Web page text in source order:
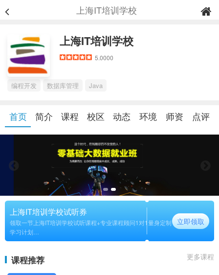
上海IT培训学校
上海IT培训学校
5.0000
编程开发 数据库管理 Java
首页 简介 课程 校区 动态 环境 师资 点评
上海IT培训学校试听券
领取一节上海IT培训学校试听课程+专业课程顾问1对1量身定制
学习计划
长期
立即领取
课程推荐 更多课程